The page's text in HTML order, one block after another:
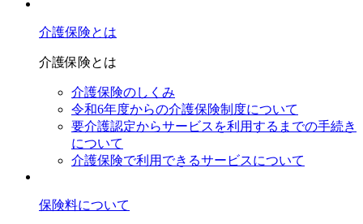
介護保険とは
介護保険とは
介護保険のしくみ
令和6年度からの介護保険制度について
要介護認定からサービスを利⽤するまでの⼿続き
について
介護保険で利⽤できるサービスについて
保険料について